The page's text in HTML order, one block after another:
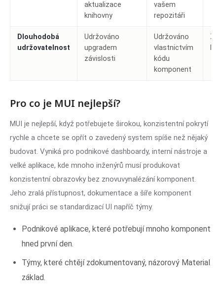
aktualizace
knihovny
vašem
repozitáři
Dlouhodobá
udržovatelnost
Udržováno
upgradem
závislosti
Udržováno
vlastnictvím
kódu
komponent
Pro co je MUI nejlepší?
MUI je nejlepší, když potřebujete širokou, konzistentní pokrytí
rychle a chcete se opřít o zavedený system spíše než nějaký
budovat. Vyniká pro podnikové dashboardy, interní nástroje a
velké aplikace, kde mnoho inženýrů musí produkovat
konzistentní obrazovky bez znovuvynalézání komponent.
Jeho zralá přístupnost, dokumentace a šíře komponent
snižují práci se standardizací UI napříč týmy.
Podnikové aplikace, které potřebují mnoho komponent
hned první den.
Týmy, které chtějí zdokumentovaný, názorový Material
základ.